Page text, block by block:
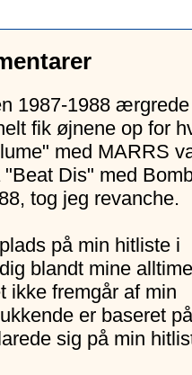
1987-1988
fik øjnene op for
med MARRS
Dis" med
tog jeg revanche.
på min hitliste i
blandt mine
ikke fremgår af min
er baseret på
sig på min